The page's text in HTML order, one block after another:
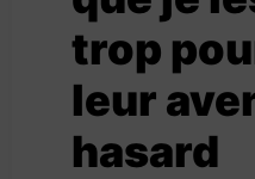
trop
leur
hasard